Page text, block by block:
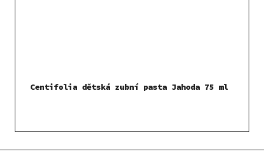
Centifolia dětská zubní pasta Jahoda 75 ml